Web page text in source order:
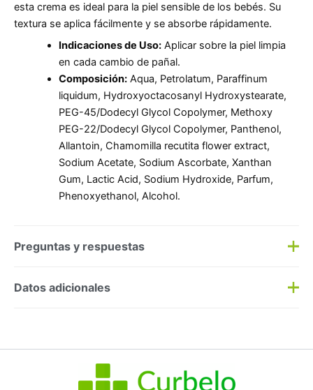
esta crema es ideal para la piel sensible de los bebés. Su
textura se aplica fácilmente y se absorbe rápidamente.
Indicaciones de Uso:Aplicar sobre la piel limpia
en cada cambio de pañal.
Composición:Aqua, Petrolatum, Paraffinum
liquidum, Hydroxyoctacosanyl Hydroxystearate,
PEG-45/Dodecyl Glycol Copolymer, Methoxy
PEG-22/Dodecyl Glycol Copolymer, Panthenol,
Allantoin, Chamomilla recutita flower extract,
Sodium Acetate, Sodium Ascorbate, Xanthan
Gum, Lactic Acid, Sodium Hydroxide, Parfum,
Phenoxyethanol, Alcohol.
Preguntas y respuestas
Preguntas y respuestas
No hay preguntas todavía
Datos adicionales